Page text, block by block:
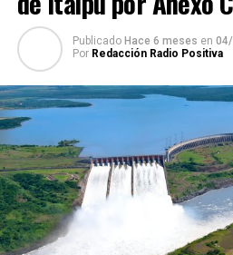
Publicado Hace 6 meses en
Por Redacción Radio Positiva